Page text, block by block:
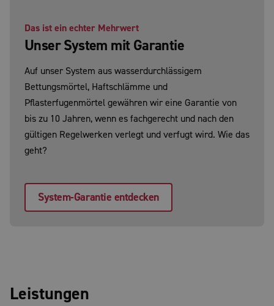
Das ist ein echter Mehrwert
Unser System mit Garantie
Auf unser System aus wasserdurchlässigem
Bettungsmörtel, Haftschlämme und
Pflasterfugenmörtel gewähren wir eine Garantie von
bis zu 10 Jahren, wenn es fachgerecht und nach den
gültigen Regelwerken verlegt und verfugt wird. Wie das
geht?
System-Garantie entdecken
Leistungen